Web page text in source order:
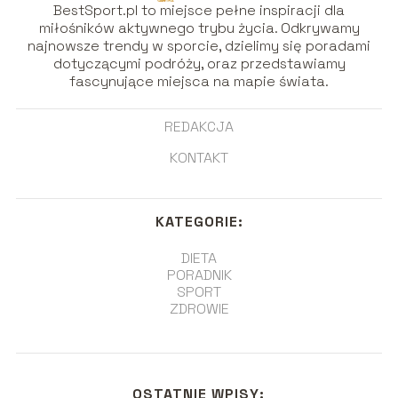
BestSport.pl to miejsce pełne inspiracji dla
miłośników aktywnego trybu życia. Odkrywamy
najnowsze trendy w sporcie, dzielimy się poradami
dotyczącymi podróży, oraz przedstawiamy
fascynujące miejsca na mapie świata.
REDAKCJA
KONTAKT
KATEGORIE:
DIETA
PORADNIK
SPORT
ZDROWIE
OSTATNIE WPISY: